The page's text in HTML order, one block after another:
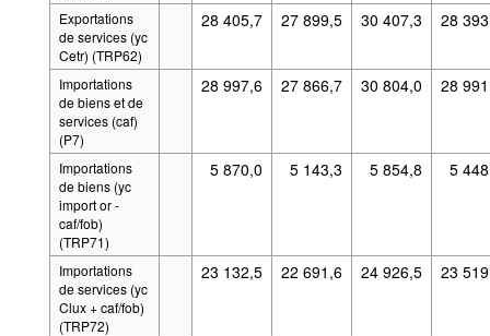
Exportations
de services (yc
Cetr) (TRP62)
28 405,7 27 899,5 30 407,3 28
Importations
de biens et de
services (caf)
(P7)
28 997,6 27 866,7 30 804,0 28
Importations
de biens (yc
import or -
caf/fob)
(TRP71)
5 870,0 5 143,3 5 854,8 5
Importations
de services (yc
Clux + caf/fob)
(TRP72)
23 132,5 22 691,6 24 926,5 23